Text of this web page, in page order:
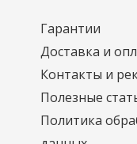
Гарантии
Доставка и
Контакты и
Полезные
Политика